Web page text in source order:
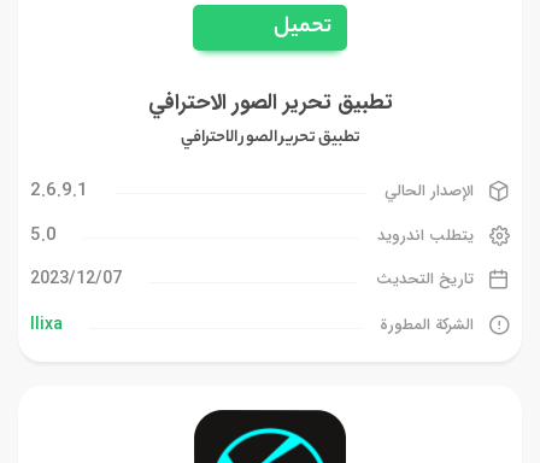
تحميل
تطبيق تحرير الصور الاحترافي
تطبيق تحرير الصور الاحترافي
الإصدار الحالي 2.6.9.1
يتطلب اندرويد 5.0
تاريخ التحديث 07‏/12‏/2023
الشركة المطورة Ilixa